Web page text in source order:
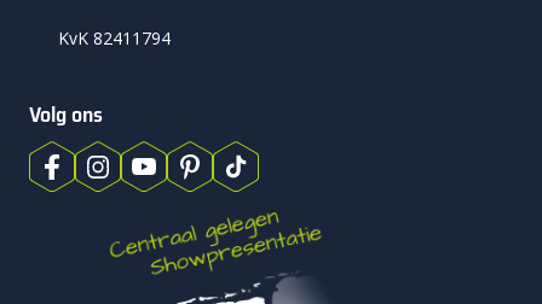
KvK 82411794
Volg ons